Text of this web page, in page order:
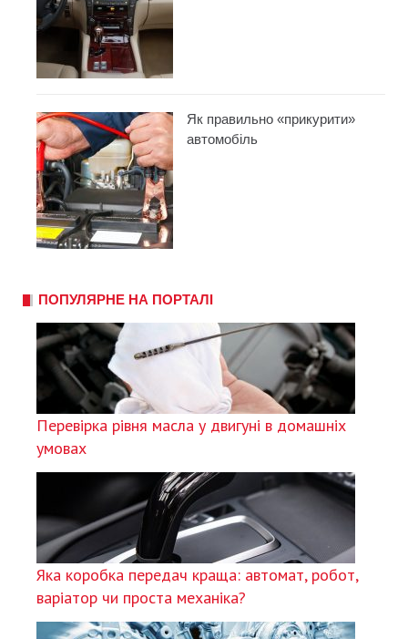
Як правильно «прикурити»
автомобіль
ПОПУЛЯРНЕ НА ПОРТАЛІ
Перевірка рівня масла у двигуні в домашніх
умовах
Яка коробка передач краща: автомат, робот,
варіатор чи проста механіка?